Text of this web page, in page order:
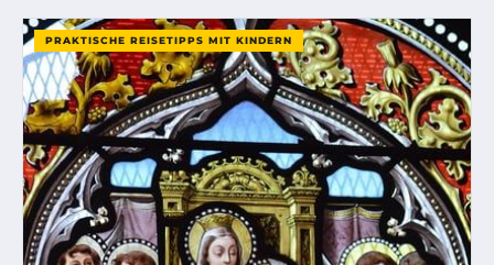
PRAKTISCHE REISETIPPS MIT KINDERN